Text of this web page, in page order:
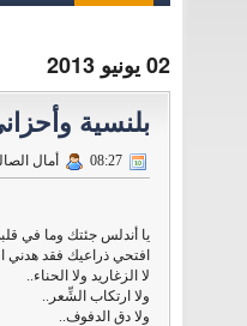
02 يونيو 2013
بلنسية
أمال
يا أندلس جئتك وما في
افتحي ذراعيك فقد هدني
لا الزغاريد ولا الحناء..
ولا ارتكاب الشِّعر..
ولا دق الدفوف..